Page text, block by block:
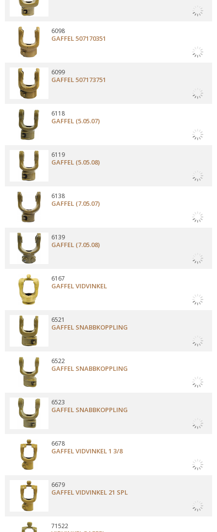
GAFFEL 507170351
6098
GAFFEL 507173751
6099
GAFFEL (5.05.07)
6118
GAFFEL (5.05.08)
6119
GAFFEL (7.05.07)
6138
GAFFEL (7.05.08)
6139
GAFFEL VIDVINKEL
6167
GAFFEL SNABBKOPPLING
6521
GAFFEL SNABBKOPPLING
6522
GAFFEL SNABBKOPPLING
6523
GAFFEL VIDVINKEL 1 3/8
6678
GAFFEL VIDVINKEL 21 SPL
6679
71522